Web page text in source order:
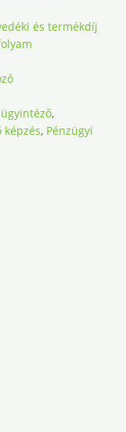
és termékdíj
,
képzés, Pénzügyi